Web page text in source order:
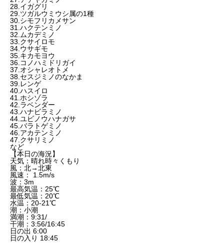
28.イガグリ
29.ツガルウミウシ属の1種
30.シモフリカメサン
31.ハクテンミノ
32.ムカデミノ
33.クサイロモ
34.ウサギモ
35.キカモヨウ
36.コノハミドリガイ
37.オシャレオトメ
38.セスジミノのなかま
39.レンゲ
40.ハスイロ
41.ホシゾラ
42.ラベンダー
43.ハナビラミノ
44.ユビノウハナガサ
45.バラトゲミノ
46.アカテンミノ
47.クサリミノ
など
【本日の海況】
天気：晴れ時々くもり
風：北→北東
風速： 1.5m/s
波：3m
最高気温：25℃
最低気温：20℃
水温：20-21℃
潮：小潮
満潮：9:31/
干潮：3:56/16:45
日の出 6:00
日の入り 18:45